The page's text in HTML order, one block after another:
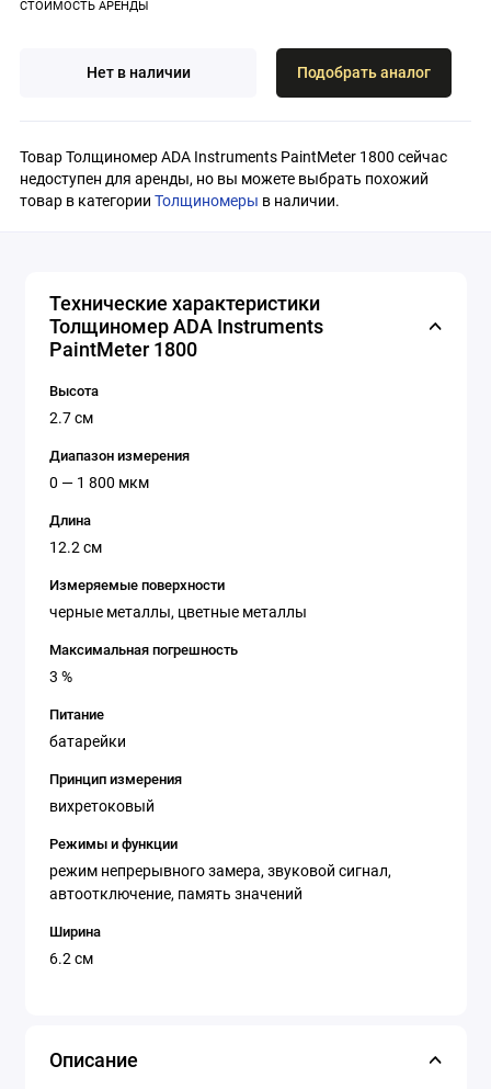
Нет в наличии Подобрать аналог
Товар Толщиномер ADA Instruments PaintMeter 1800 сейчас
недоступен для аренды, но вы можете выбрать похожий
товар в категории Толщиномеры в наличии.
Технические характеристики
Толщиномер ADA Instruments
PaintMeter 1800
Высота
2.7 см
Диапазон измерения
0 — 1 800 мкм
Длина
12.2 см
Измеряемые поверхности
черные металлы, цветные металлы
Максимальная погрешность
3 %
Питание
батарейки
Принцип измерения
вихретоковый
Режимы и функции
режим непрерывного замера, звуковой сигнал,
автоотключение, память значений
Ширина
6.2 см
Описание